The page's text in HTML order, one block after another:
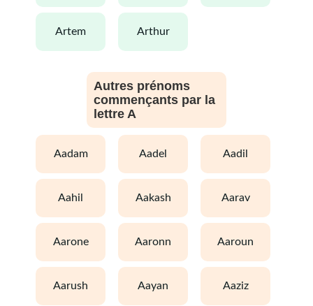
artem arthur
Autres prénoms
commençants par la
lettre A
aadam aadel aadil
aahil aakash aarav
aarone aaronn aaroun
aarush aayan aaziz